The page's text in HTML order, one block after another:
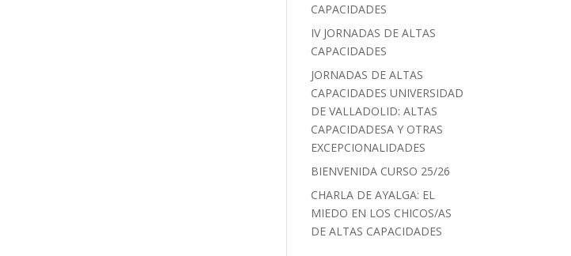
CAPACIDADES
IV JORNADAS DE ALTAS
CAPACIDADES
JORNADAS DE ALTAS
CAPACIDADES UNIVERSIDAD
DE VALLADOLID: ALTAS
CAPACIDADESA Y OTRAS
EXCEPCIONALIDADES
BIENVENIDA CURSO 25/26
CHARLA DE AYALGA: EL
MIEDO EN LOS CHICOS/AS
DE ALTAS CAPACIDADES